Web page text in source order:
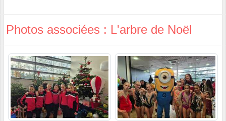
Photos associées : L'arbre de Noël